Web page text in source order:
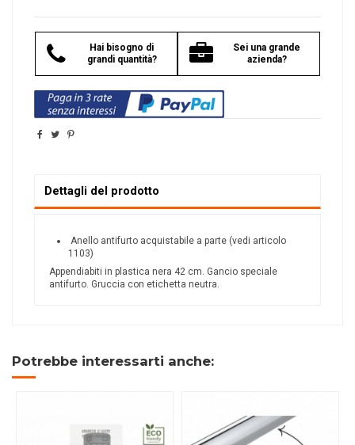
Hai bisogno di
grandi quantità?
Sei una grande
azienda?
Dettagli del prodotto
Anello antifurto acquistabile a parte (vedi articolo
1103)
Appendiabiti in plastica nera 42 cm. Gancio speciale
antifurto. Gruccia con etichetta neutra.
Potrebbe interessarti anche: